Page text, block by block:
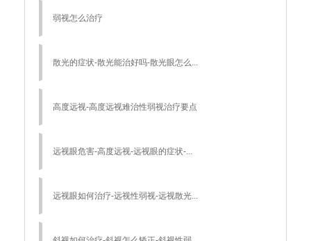
弱视怎么治疗
散光的症状-散光能治好吗-散光眼怎么...
高度远视-高度远视难治性弱视治疗要点
远视眼危害-高度远视-远视眼的症状-...
远视眼如何治疗-远视性弱视-远视散光...